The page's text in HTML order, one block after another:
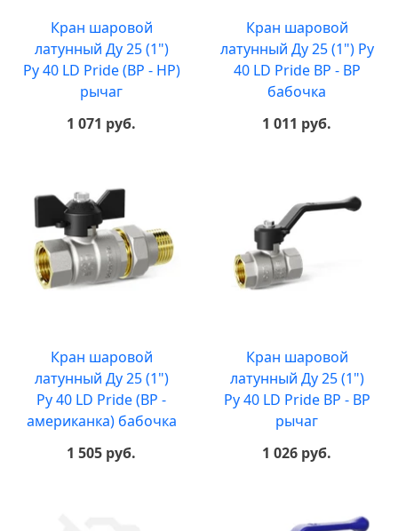
Кран шаровой
латунный Ду 25 (1")
Ру 40 LD Pride (ВР - НР)
рычаг
1 071 руб.
Кран шаровой
латунный Ду 25 (1") Ру
40 LD Pride ВР - ВР
бабочка
1 011 руб.
Кран шаровой
латунный Ду 25 (1")
Ру 40 LD Pride (ВР -
американка) бабочка
1 505 руб.
Кран шаровой
латунный Ду 25 (1")
Ру 40 LD Pride ВР - ВР
рычаг
1 026 руб.